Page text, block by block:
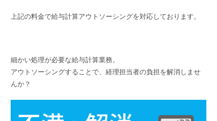
上記の料金で給与計算アウトソーシングを対応しております。
細かい処理が必要な給与計算業務。
アウトソーシングすることで、経理担当者の負担を解消しませ
んか？